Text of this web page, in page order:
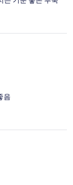
시 방문하고 싶
음